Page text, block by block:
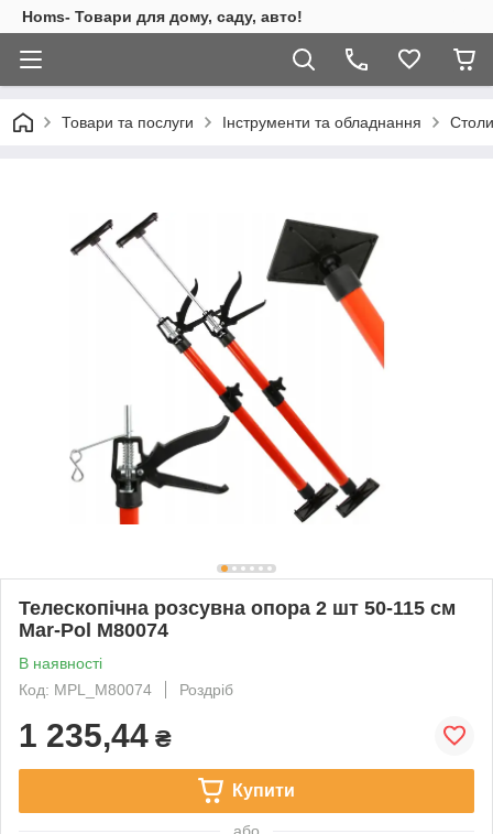
Homs- Товари для дому, саду, авто!
Товари та послуги Інструменти та обладнання
Телескопічна розсувна опора 2 шт 50-115 см
Mar-Рol M80074
В наявності
Код: MPL_M80074
Роздріб
1 235,44 ₴
Купити
або